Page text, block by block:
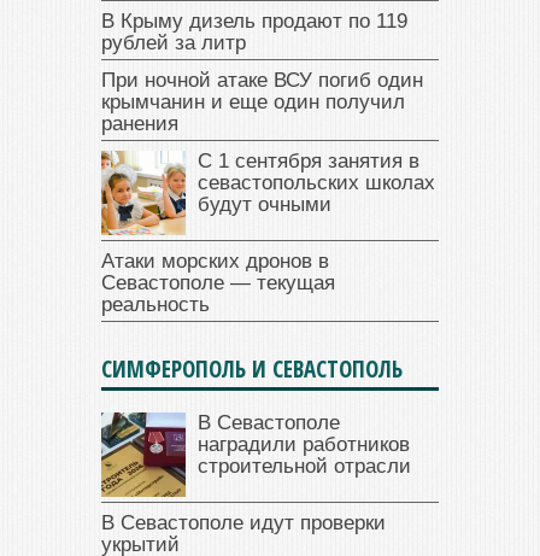
В Крыму дизель продают по 119
рублей за литр
При ночной атаке ВСУ погиб один
крымчанин и еще один получил
ранения
С 1 сентября занятия в
севастопольских школах
будут очными
Атаки морских дронов в
Севастополе — текущая
реальность
СИМФЕРОПОЛЬ И СЕВАСТОПОЛЬ
В Севастополе
наградили работников
строительной отрасли
В Севастополе идут проверки
укрытий